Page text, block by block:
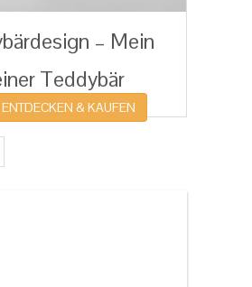
– Mein
Teddybär
& KAUFEN